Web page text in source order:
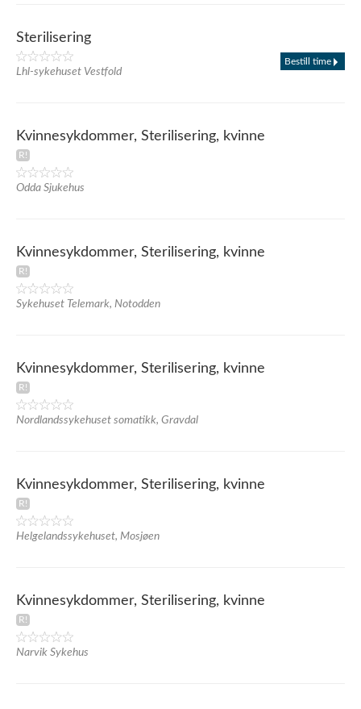
Sterilisering
Lhl-sykehuset Vestfold
Bestill time
Kvinnesykdommer, Sterilisering, kvinne
Odda Sjukehus
Kvinnesykdommer, Sterilisering, kvinne
Sykehuset Telemark, Notodden
Kvinnesykdommer, Sterilisering, kvinne
Nordlandssykehuset somatikk, Gravdal
Kvinnesykdommer, Sterilisering, kvinne
Helgelandssykehuset, Mosjøen
Kvinnesykdommer, Sterilisering, kvinne
Narvik Sykehus